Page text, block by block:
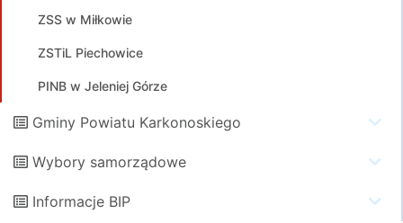
ZSS w Miłkowie
ZSTiL Piechowice
PINB w Jeleniej Górze
Gminy Powiatu Karkonoskiego
Wybory samorządowe
Informacje BIP